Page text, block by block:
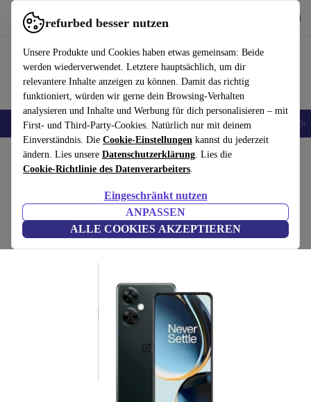
refurbed besser nutzen
Unsere Produkte und Cookies haben etwas gemeinsam: Beide
werden wiederverwendet. Letztere hauptsächlich, um dir
relevantere Inhalte anzeigen zu können. Damit das richtig
funktioniert, würden wir gerne dein Browsing-Verhalten
analysieren und Inhalte und Werbung für dich personalisieren – mit
First- und Third-Party-Cookies. Natürlich nur mit deinem
Einverständnis. Die Cookie-Einstellungen kannst du jederzeit
ändern. Lies unsere Datenschutzerklärung. Lies die
Cookie-Richtlinie des Datenverarbeiters.
Eingeschränkt nutzen
ANPASSEN
ALLE COOKIES AKZEPTIEREN
refurbed schnell und einfach nutzen
🎒 Back to school Handys Laptops Tablets Smartwatches Zubehör
Home Produkte Handys & Smartphones OnePlus Handys
OnePlus Nord CE 3 Lite
8 GB | 128 GB | Chromatic Gray
(6 Bewertungen)
137,00 €